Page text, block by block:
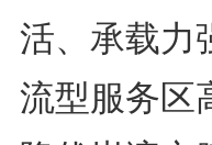
活、承载力
流型服务区